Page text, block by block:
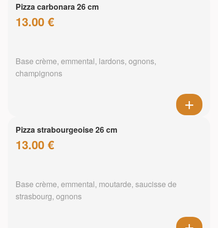
Pizza carbonara 26 cm
13.00 €
Base crème, emmental, lardons, ognons,
champignons
Pizza strabourgeoise 26 cm
13.00 €
Base crème, emmental, moutarde, saucisse de
strasbourg, ognons